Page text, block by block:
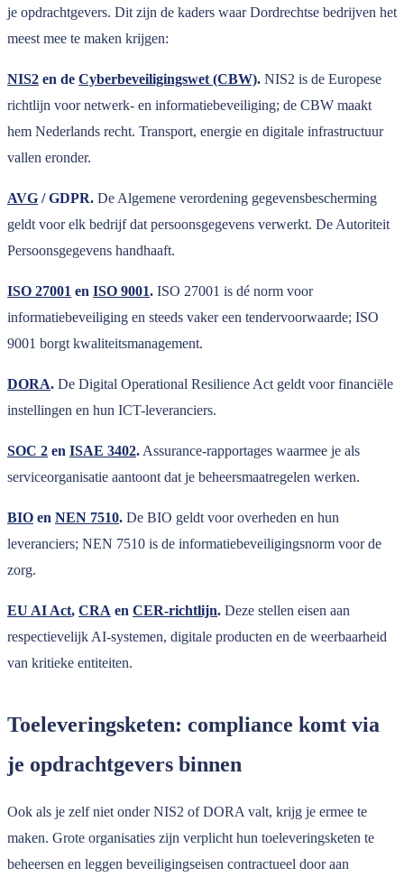
je opdrachtgevers. Dit zijn de kaders waar Dordrechtse bedrijven het
meest mee te maken krijgen:
NIS2 en de Cyberbeveiligingswet (CBW). NIS2 is de Europese
richtlijn voor netwerk- en informatiebeveiliging; de CBW maakt
hem Nederlands recht. Transport, energie en digitale infrastructuur
vallen eronder.
AVG / GDPR. De Algemene verordening gegevensbescherming
geldt voor elk bedrijf dat persoonsgegevens verwerkt. De Autoriteit
Persoonsgegevens handhaaft.
ISO 27001 en ISO 9001. ISO 27001 is dé norm voor
informatiebeveiliging en steeds vaker een tendervoorwaarde; ISO
9001 borgt kwaliteitsmanagement.
DORA. De Digital Operational Resilience Act geldt voor financiële
instellingen en hun ICT-leveranciers.
SOC 2 en ISAE 3402.Assurance-rapportages waarmee je als
serviceorganisatie aantoont dat je beheersmaatregelen werken.
BIO en NEN 7510. De BIO geldt voor overheden en hun
leveranciers; NEN 7510 is de informatiebeveiligingsnorm voor de
zorg.
EU AI Act, CRA en CER-richtlijn. Deze stellen eisen aan
respectievelijk AI-systemen, digitale producten en de weerbaarheid
van kritieke entiteiten.
Toeleveringsketen: compliance komt via
je opdrachtgevers binnen
Ook als je zelf niet onder NIS2 of DORA valt, krijg je ermee te
maken. Grote organisaties zijn verplicht hun toeleveringsketen te
beheersen en leggen beveiligingseisen contractueel door aan